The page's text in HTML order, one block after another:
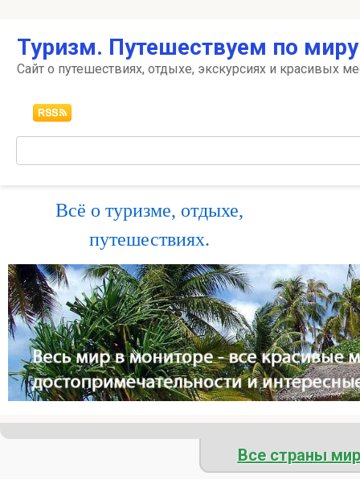
контенту
Туризм. Путешествуем по
Сайт о путешествиях, отдыхе, экскурсиях и красивых
Всё о туризме, отдыхе,
путешествиях.
Все страны